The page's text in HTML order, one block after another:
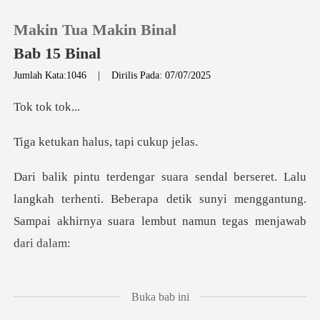
Pengisian Ulang
Riwayat Membaca
Makin Tua Makin Binal
Bab 15 Binal
Jumlah Kata:1046 |Dirilis Pada: 07/07/2025
tok
halus, tapi
angkah terhenti. Beberapa detik sunyi menggantung.
Sampa
Buka bab ini